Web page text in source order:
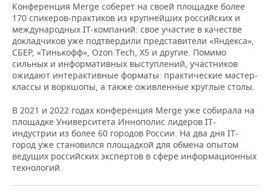
Конференция Merge соберет на своей площадке более
170 спикеров-практиков из крупнейших российских и
международных IT-компаний: свое участие в качестве
докладчиков уже подтвердили представители «Яндекса»,
СБЕР, «Тинькофф», Ozon Tech, X5 и другие. Помимо
сильных и информативных выступлений, участников
ожидают интерактивные форматы: практические мастер-
классы и воркшопы, а также оживленные круглые столы.
В 2021 и 2022 годах конференция Merge уже собирала на
площадке Университета Иннополис лидеров IT-
индустрии из более 60 городов России. На два дня IT-
город уже становился площадкой для обмена опытом
ведущих российских экспертов в сфере информационных
технологий.